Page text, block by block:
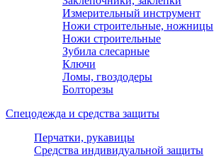
Измерительный инструмент
Ножи строительные, ножницы
Ножи строительные
Зубила слесарные
Ключи
Ломы, гвоздодеры
Болторезы
Спецодежда и средства защиты
Перчатки, рукавицы
Средства индивидуальной защиты